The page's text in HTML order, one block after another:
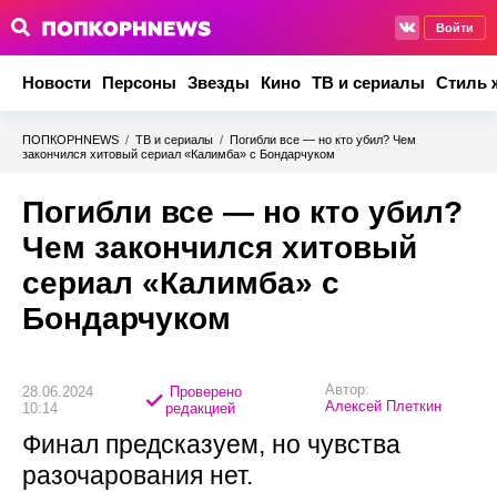
Войти
Новости Персоны Звезды Кино ТВ и сериалы Стиль
ПОПКОРНNEWS / ТВ и сериалы / Погибли все — но кто убил? Чем
закончился хитовый сериал «Калимба» с Бондарчуком
Погибли все — но кто убил?
Чем закончился хитовый
сериал «Калимба» с
Бондарчуком
28.06.2024
10:14
Проверено
редакцией
Автор:
Алексей Плеткин
Финал предсказуем, но чувства
разочарования нет.